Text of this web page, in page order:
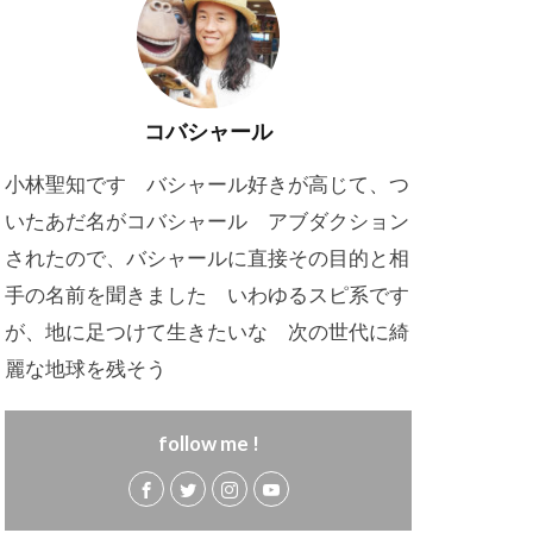
コバシャール
小林聖知です バシャール好きが高じて、つ
いたあだ名がコバシャール アブダクション
されたので、バシャールに直接その目的と相
手の名前を聞きました いわゆるスピ系です
が、地に足つけて生きたいな 次の世代に綺
麗な地球を残そう
follow me !